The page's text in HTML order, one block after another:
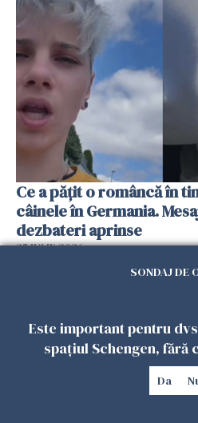
Ce a pățit o româncă în
câinele în Germania.
dezbateri aprinse
25 IULIE 2026
SONDAJ DE
Este important pentru
spațiul Schengen,
Da